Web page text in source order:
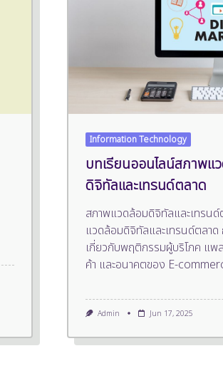
Information Technology
บทเรียนออนไลน์สภาพแ
ดิจิทัลและเทรนด์ตลาด
สภาพแวดล้อมดิจิทัลและเทรน
แวดล้อมดิจิทัลและเทรนด์ตลาด
เกี่ยวกับพฤติกรรมผู้บริโภค แพ
ค้า และอนาคตของ E-
Admin Jun 17, 2025